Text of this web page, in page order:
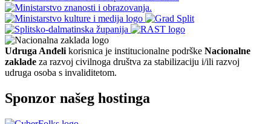
Udruga Anđeli korisnica je institucionalne podrške Nacionalne
zaklade za razvoj civilnoga društva za stabilizaciju i/ili razvoj
udruga osoba s invaliditetom.
Sponzor našeg hostinga